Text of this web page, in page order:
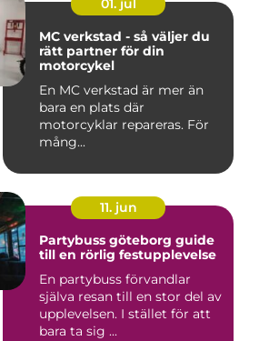
01. jul
MC verkstad - så väljer du
rätt partner för din
motorcykel
En MC verkstad är mer än
bara en plats där
motorcyklar repareras. För
mång...
11. jun
Partybuss göteborg guide
till en rörlig festupplevelse
En partybuss förvandlar
själva resan till en stor del av
upplevelsen. I stället för att
bara ta sig ...